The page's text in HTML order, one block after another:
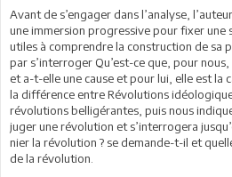
Avant de s’engager dans l’analyse,
une immersion progressive pour fixer une
utiles à comprendre la construction de sa
par s’interroger Qu’est-ce que, pour
et a-t-elle une cause et pour lui, elle est la
la différence entre Révolutions
révolutions belligérantes, puis nous
juger une révolution et s’interrogera
nier la révolution ? se demande-t-il et
de la révolution.